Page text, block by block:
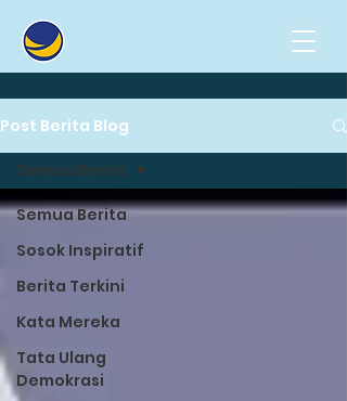
Post Berita Blog
Semua Berita
Sosok Inspiratif
Berita Terkini
Kata Mereka
Tata Ulang
Demokrasi
Semua Berita